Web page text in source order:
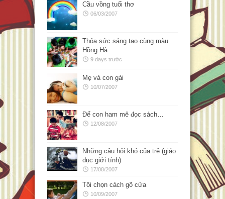
Cầu vồng tuổi thơ
06/03/2007
Thỏa sức sáng tạo cùng màu
Hồng Hà
9 days trước
Mẹ và con gái
10/07/2007
Để con ham mê đọc sách…
12/08/2007
Những câu hỏi khó của trẻ (giáo
dục giới tính)
17/08/2007
Tôi chọn cách gõ cửa
10/09/2007